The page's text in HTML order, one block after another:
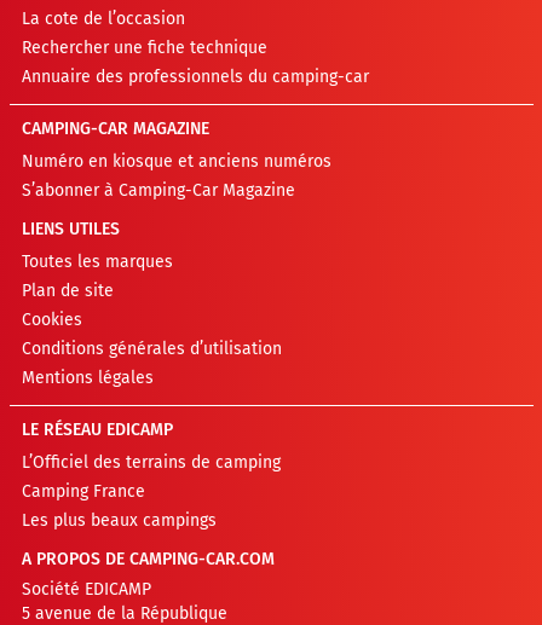
La cote de l’occasion
Rechercher une fiche technique
Annuaire des professionnels du camping-car
CAMPING-CAR MAGAZINE
Numéro en kiosque et anciens numéros
S’abonner à Camping-Car Magazine
LIENS UTILES
Toutes les marques
Plan de site
Cookies
Conditions générales d’utilisation
Mentions légales
LE RÉSEAU EDICAMP
L’Officiel des terrains de camping
Camping France
Les plus beaux campings
A PROPOS DE CAMPING-CAR.COM
Société EDICAMP
5 avenue de la République